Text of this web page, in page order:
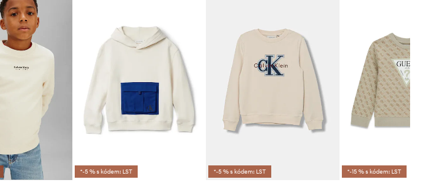
*-5 % s kódem: LST *-5 % s kódem: LST *-15 % s kódem: LST